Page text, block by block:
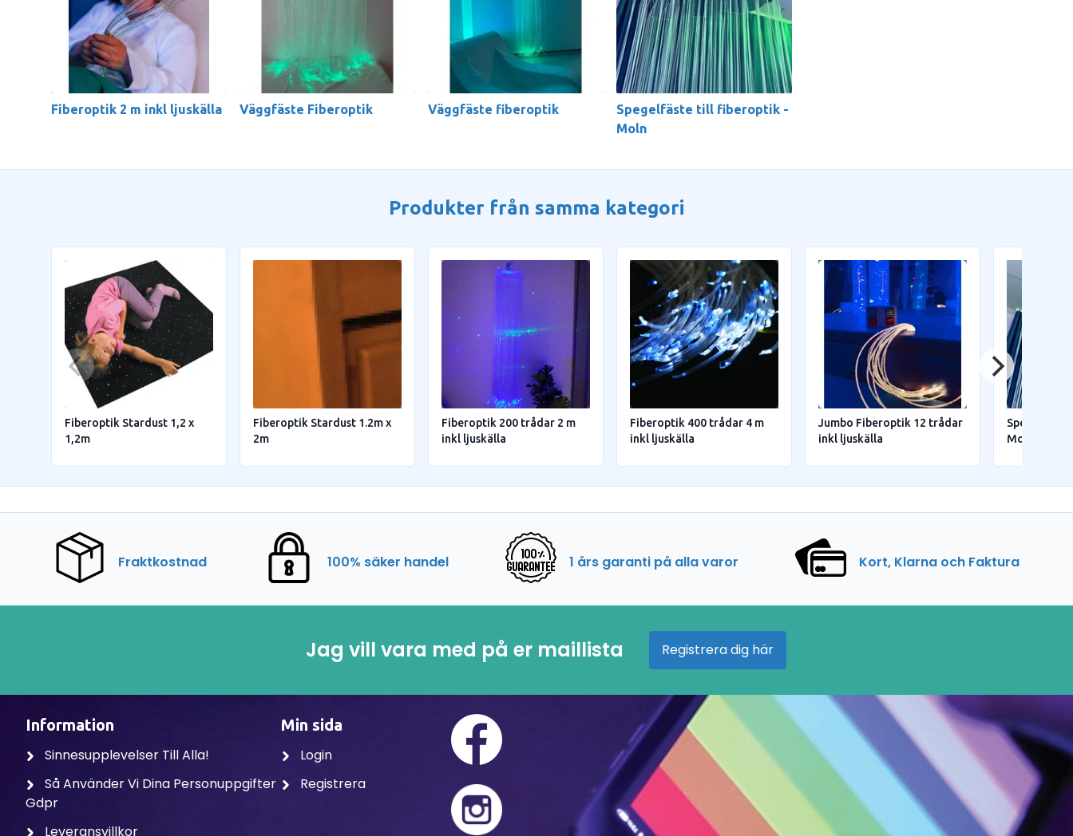
Fiberoptik 2 m inkl ljuskälla Väggfäste Fiberoptik Väggfäste fiberoptik
Spegelfäste till fiberoptik -
Moln
Produkter från samma kategori
Fiberoptik Stardust 1,2 x
1,2m
Fiberoptik Stardust 1.2m x
2m
Fiberoptik 200 trådar 2 m
inkl ljuskälla
Fiberoptik 400 trådar 4 m
inkl ljuskälla
Jumbo Fiberoptik 12 trådar
inkl ljuskälla
Moln
Fraktkostnad 100% säker handel 1 års garanti på alla varor Kort, Klarna och Faktura
Jag vill vara med på er maillista Registrera dig här
Information
Sinnesupplevelser Till Alla!
Så Använder Vi Dina Personuppgifter
Gdpr
Leveransvillkor
Min sida
Login
Registrera